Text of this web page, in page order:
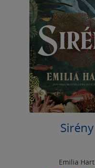
Sirény
Emilia Hart